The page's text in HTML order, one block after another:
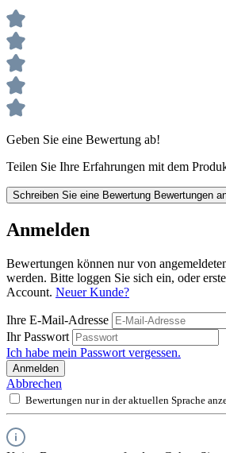
Geben Sie eine Bewertung ab!
Teilen Sie Ihre Erfahrungen mit dem
Schreiben Sie eine Bewertung Bewertungen
Anmelden
Bewertungen können nur von
werden. Bitte loggen Sie sich ein, oder
Account. Neuer Kunde?
Ihre E-Mail-Adresse
Ihr Passwort
Ich habe mein Passwort vergessen.
Anmelden
Abbrechen
Bewertungen nur in der aktuellen Sprache